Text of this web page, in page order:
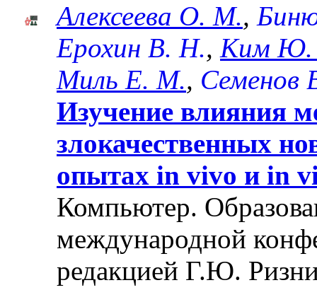
Алексеева О. М.,
Ерохин В. Н., Ким Ю.
Миль Е. М., Семенов
Изучение влияния
злокачественных
опытах in vivo и in
Компьютер.
международной
редакцией Г.Ю.